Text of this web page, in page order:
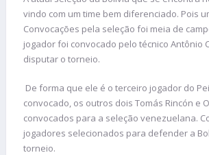
vindo com um time bem diferenciado. Pois
Convocações pela seleção foi meia de
jogador foi convocado pelo técnico Antônio
disputar o torneio.
De forma que ele é o terceiro jogador do
convocado, os outros dois Tomás Rincón e
convocados para a seleção venezuelana.
jogadores selecionados para defender a
torneio.